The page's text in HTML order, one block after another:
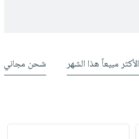
الأكثر مبيعاً هذا الشهر شحن مجاني